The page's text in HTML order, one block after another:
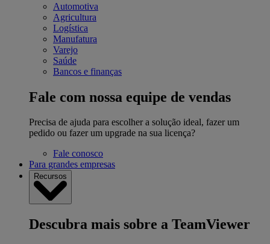
Automotiva
Agricultura
Logística
Manufatura
Varejo
Saúde
Bancos e finanças
Fale com nossa equipe de vendas
Precisa de ajuda para escolher a solução ideal, fazer um
pedido ou fazer um upgrade na sua licença?
Fale conosco
Para grandes empresas
Recursos
Descubra mais sobre a TeamViewer